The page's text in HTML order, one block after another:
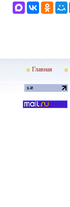
Главная